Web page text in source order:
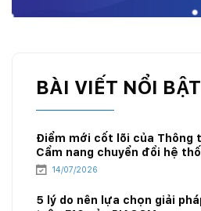
BÀI VIẾT NỔI BẬT
Điểm mới cốt lõi của Thông
Cẩm nang chuyển đổi hệ
doanh nghiệp xăng dầu
14/07/2026
5 lý do nên lựa chọn giải